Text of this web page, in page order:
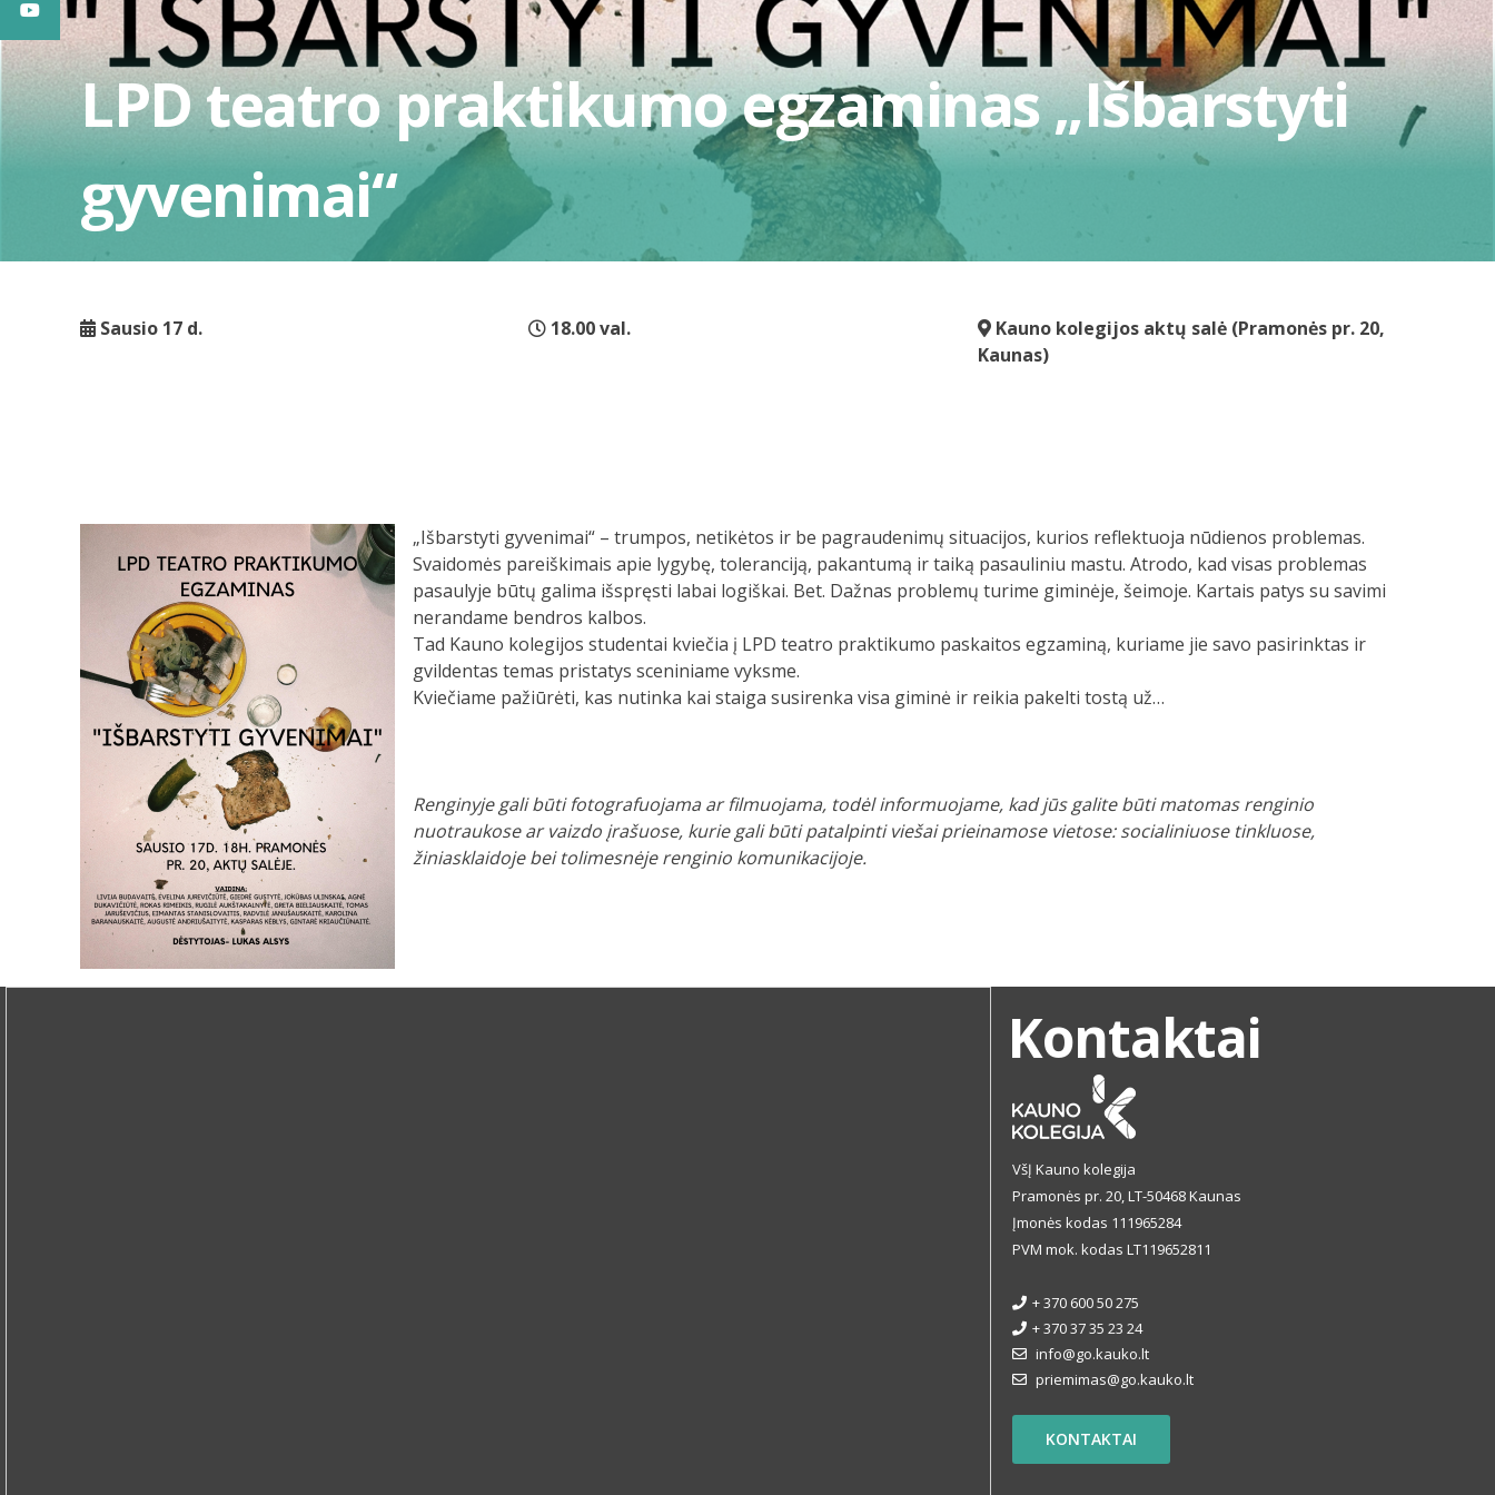
LPD teatro praktikumo egzaminas „Išbarstyti
gyvenimai“
Sausio 17 d. 18.00 val.
Kauno kolegijos aktų salė (Pramonės pr. 20,
Kaunas)
„Išbarstyti gyvenimai“ – trumpos, netikėtos ir be pagraudenimų situacijos, kurios reflektuoja nūdienos problemas.
Svaidomės pareiškimais apie lygybę, toleranciją, pakantumą ir taiką pasauliniu mastu. Atrodo, kad visas problemas
pasaulyje būtų galima išspręsti labai logiškai. Bet. Dažnas problemų turime giminėje, šeimoje. Kartais patys su savimi
nerandame bendros kalbos.
Tad Kauno kolegijos studentai kviečia į LPD teatro praktikumo paskaitos egzaminą, kuriame jie savo pasirinktas ir
gvildentas temas pristatys sceniniame vyksme.
Kviečiame pažiūrėti, kas nutinka kai staiga susirenka visa giminė ir reikia pakelti tostą už…
Renginyje gali būti fotografuojama ar filmuojama, todėl informuojame, kad jūs galite būti matomas renginio
nuotraukose ar vaizdo įrašuose, kurie gali būti patalpinti viešai prieinamose vietose: socialiniuose tinkluose,
žiniasklaidoje bei tolimesnėje renginio komunikacijoje.
Kontaktai
VšĮ Kauno kolegija
Pramonės pr. 20, LT-50468 Kaunas
Įmonės kodas 111965284
PVM mok. kodas LT119652811
+ 370 600 50 275
+ 370 37 35 23 24
info@go.kauko.lt
priemimas@go.kauko.lt
KONTAKTAI